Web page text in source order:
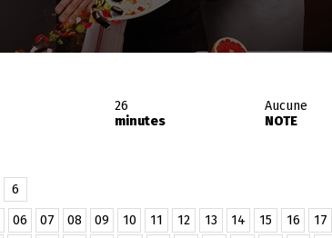
26
minutes
Aucune
NOTE
6
06 07 08 09 10 11 12 13 14 15 16 17